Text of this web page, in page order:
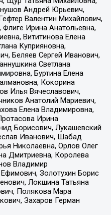
Андрей Юрьевич,
Валентин Михайлович,
Ирина Анатольевна,
Вититинова Елена
Куприяновна,
Беляев Сергей Иванович,
Светлана
Буртина Елена
Кокорина
Илья Вячеславович,
Анатолий Мариевич,
Елена Владимировна,
Ирина
Борисович, Лукашевский
Иванович, Шабад
Николаевна, Орлов Олег
Дмитриевна, Королева
Владимир
Золотухин Борис
Локшина Татьяна
Полякова Мара
Захаров Герман